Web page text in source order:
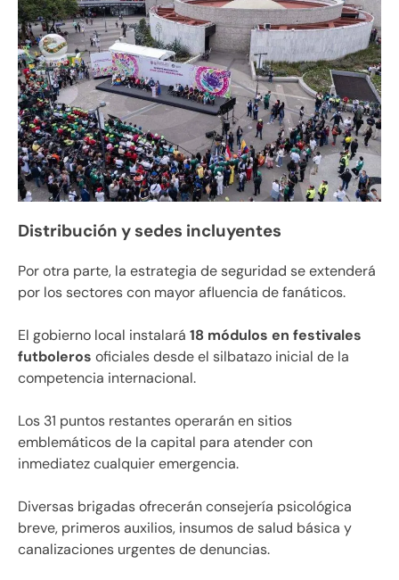
Distribución y sedes incluyentes
Por otra parte, la estrategia de seguridad se extenderá
por los sectores con mayor afluencia de fanáticos.
El gobierno local instalará 18 módulos en festivales
futboleros oficiales desde el silbatazo inicial de la
competencia internacional.
Los 31 puntos restantes operarán en sitios
emblemáticos de la capital para atender con
inmediatez cualquier emergencia.
Diversas brigadas ofrecerán consejería psicológica
breve, primeros auxilios, insumos de salud básica y
canalizaciones urgentes de denuncias.